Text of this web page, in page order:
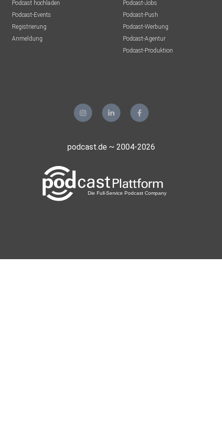
Podcast hochladen
Podcast-Events
Registrierung
Anmeldung
Podcast-Jobs
Podcast-Push
Podcast-Werbung
Podcast-Agentur
Podcast-Produktion
podcast.de ~ 2004-2026